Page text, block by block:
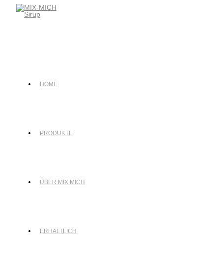
Zum
Inhalt
HOME
PRODUKTE
ÜBER MIX MICH
ERHÄLTLICH